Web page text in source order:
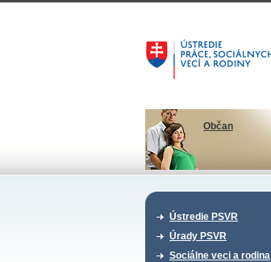
Občan
Ústredie PSVR
Úrady PSVR
Sociálne veci a rodina